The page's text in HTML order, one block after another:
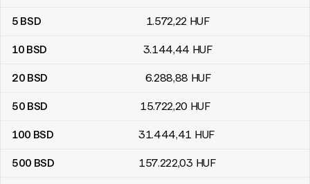
5 BSD 1.572,22 HUF
10 BSD 3.144,44 HUF
20 BSD 6.288,88 HUF
50 BSD 15.722,20 HUF
100 BSD 31.444,41 HUF
500 BSD 157.222,03 HUF